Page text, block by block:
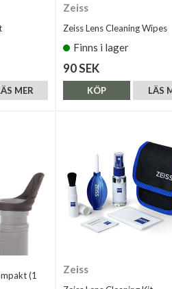
MER
Zeiss
Zeiss Lens Cleaning Wipes
Finns i lager
90 SEK
LÄS
KÖP
(1
Zeiss